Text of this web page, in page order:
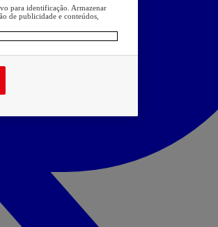
para identificação. Armazenar
de publicidade e conteúdos,